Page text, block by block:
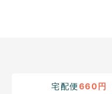
宅配便660円